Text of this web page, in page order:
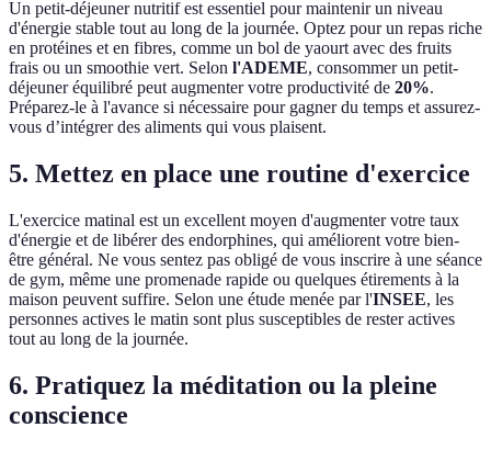
Un petit-déjeuner nutritif est essentiel pour maintenir un niveau
d'énergie stable tout au long de la journée. Optez pour un repas riche
en protéines et en fibres, comme un bol de yaourt avec des fruits
frais ou un smoothie vert. Selon l'ADEME, consommer un petit-
déjeuner équilibré peut augmenter votre productivité de 20%.
Préparez-le à l'avance si nécessaire pour gagner du temps et assurez-
vous d’intégrer des aliments qui vous plaisent.
5. Mettez en place une routine d'exercice
L'exercice matinal est un excellent moyen d'augmenter votre taux
d'énergie et de libérer des endorphines, qui améliorent votre bien-
être général. Ne vous sentez pas obligé de vous inscrire à une séance
de gym, même une promenade rapide ou quelques étirements à la
maison peuvent suffire. Selon une étude menée par l'INSEE, les
personnes actives le matin sont plus susceptibles de rester actives
tout au long de la journée.
6. Pratiquez la méditation ou la pleine
conscience